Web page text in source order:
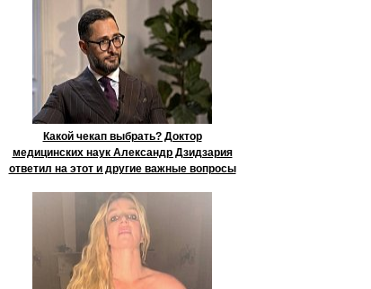
Какой чекап выбрать? Доктор
медицинских наук Александр Дзидзария
ответил на этот и другие важные вопросы